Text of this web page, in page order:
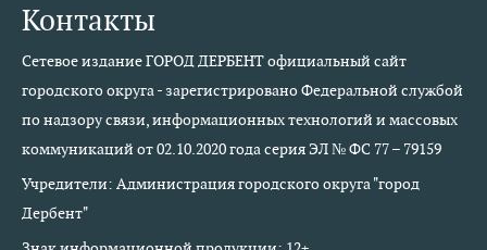
Контакты
Сетевое издание ГОРОД ДЕРБЕНТ официальный сайт
городского округа - зарегистрировано Федеральной службой
по надзору связи, информационных технологий и массовых
коммуникаций от 02.10.2020 года серия ЭЛ № ФС 77 – 79159
Учредители: Администрация городского округа "город
Дербент"